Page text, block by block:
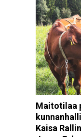
Maitotilaa
Kaisa